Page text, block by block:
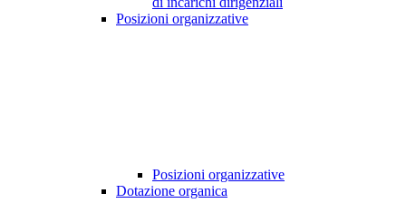
Posizioni organizzative
Posizioni organizzative
Dotazione organica